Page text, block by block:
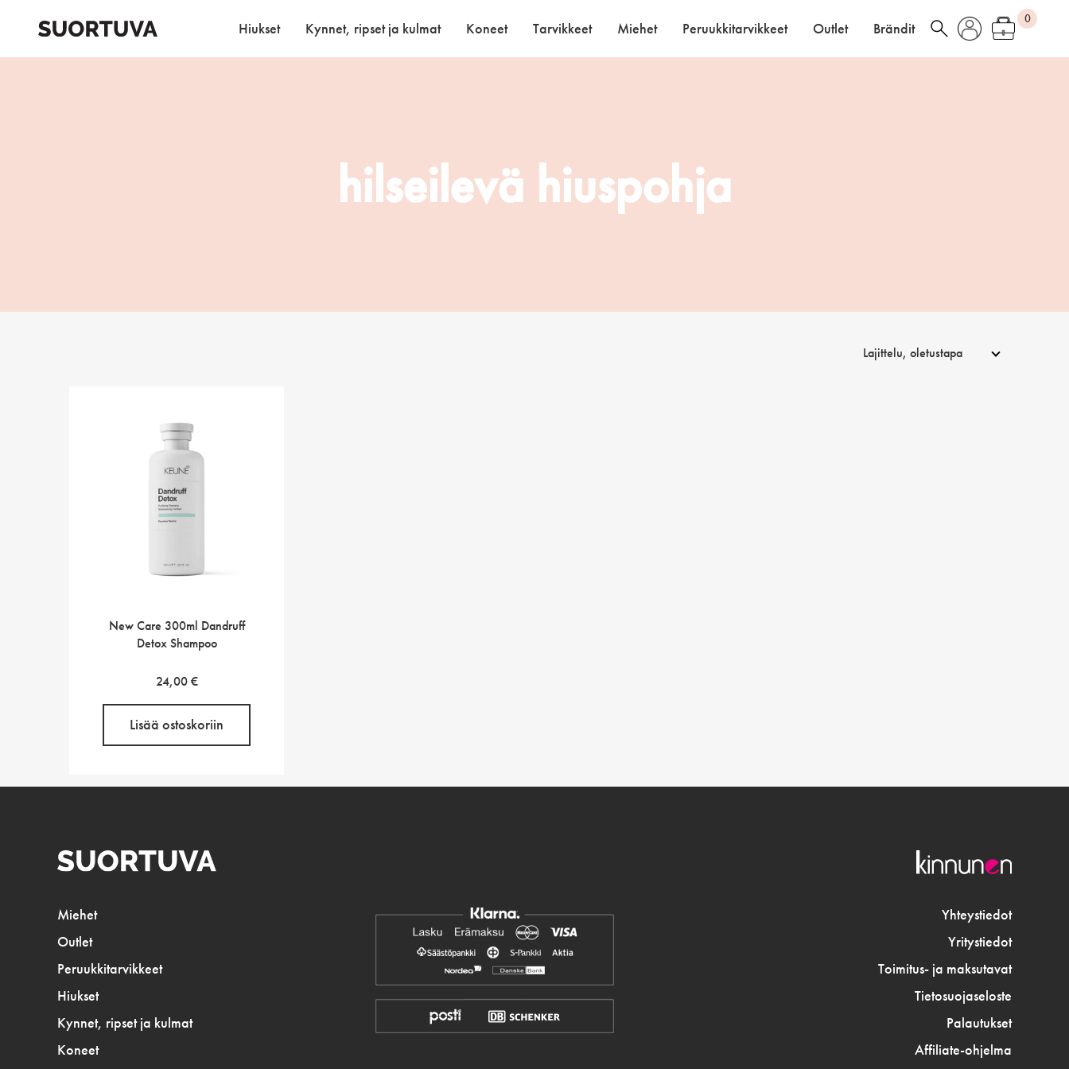
Hiukset Kynnet, ripset ja kulmat Koneet Tarvikkeet Miehet Peruukkitarvikkeet Outlet Brändit
0
hilseilevä hiuspohja
New Care 300ml Dandruff
Detox Shampoo
24,00€
Lisää ostoskoriin
Miehet
Outlet
Peruukkitarvikkeet
Hiukset
Kynnet, ripset ja kulmat
Koneet
Yhteystiedot
Yritystiedot
Toimitus- ja maksutavat
Tietosuojaseloste
Palautukset
Affiliate-ohjelma